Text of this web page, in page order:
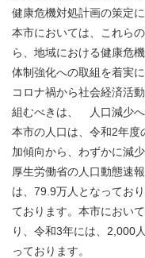
健康危機対処計画の策定
本市においては、これら
ら、地域における健康危
体制強化への取組を着実
コロナ禍から社会経済活
組むべきは、 人口減少へ
本市の人口は、令和2年
加傾向から、わずかに減
厚生労働省の人口動態速
は、79.9万人となってお
ております。本市におい
り、令和3年には、2,000
っております。